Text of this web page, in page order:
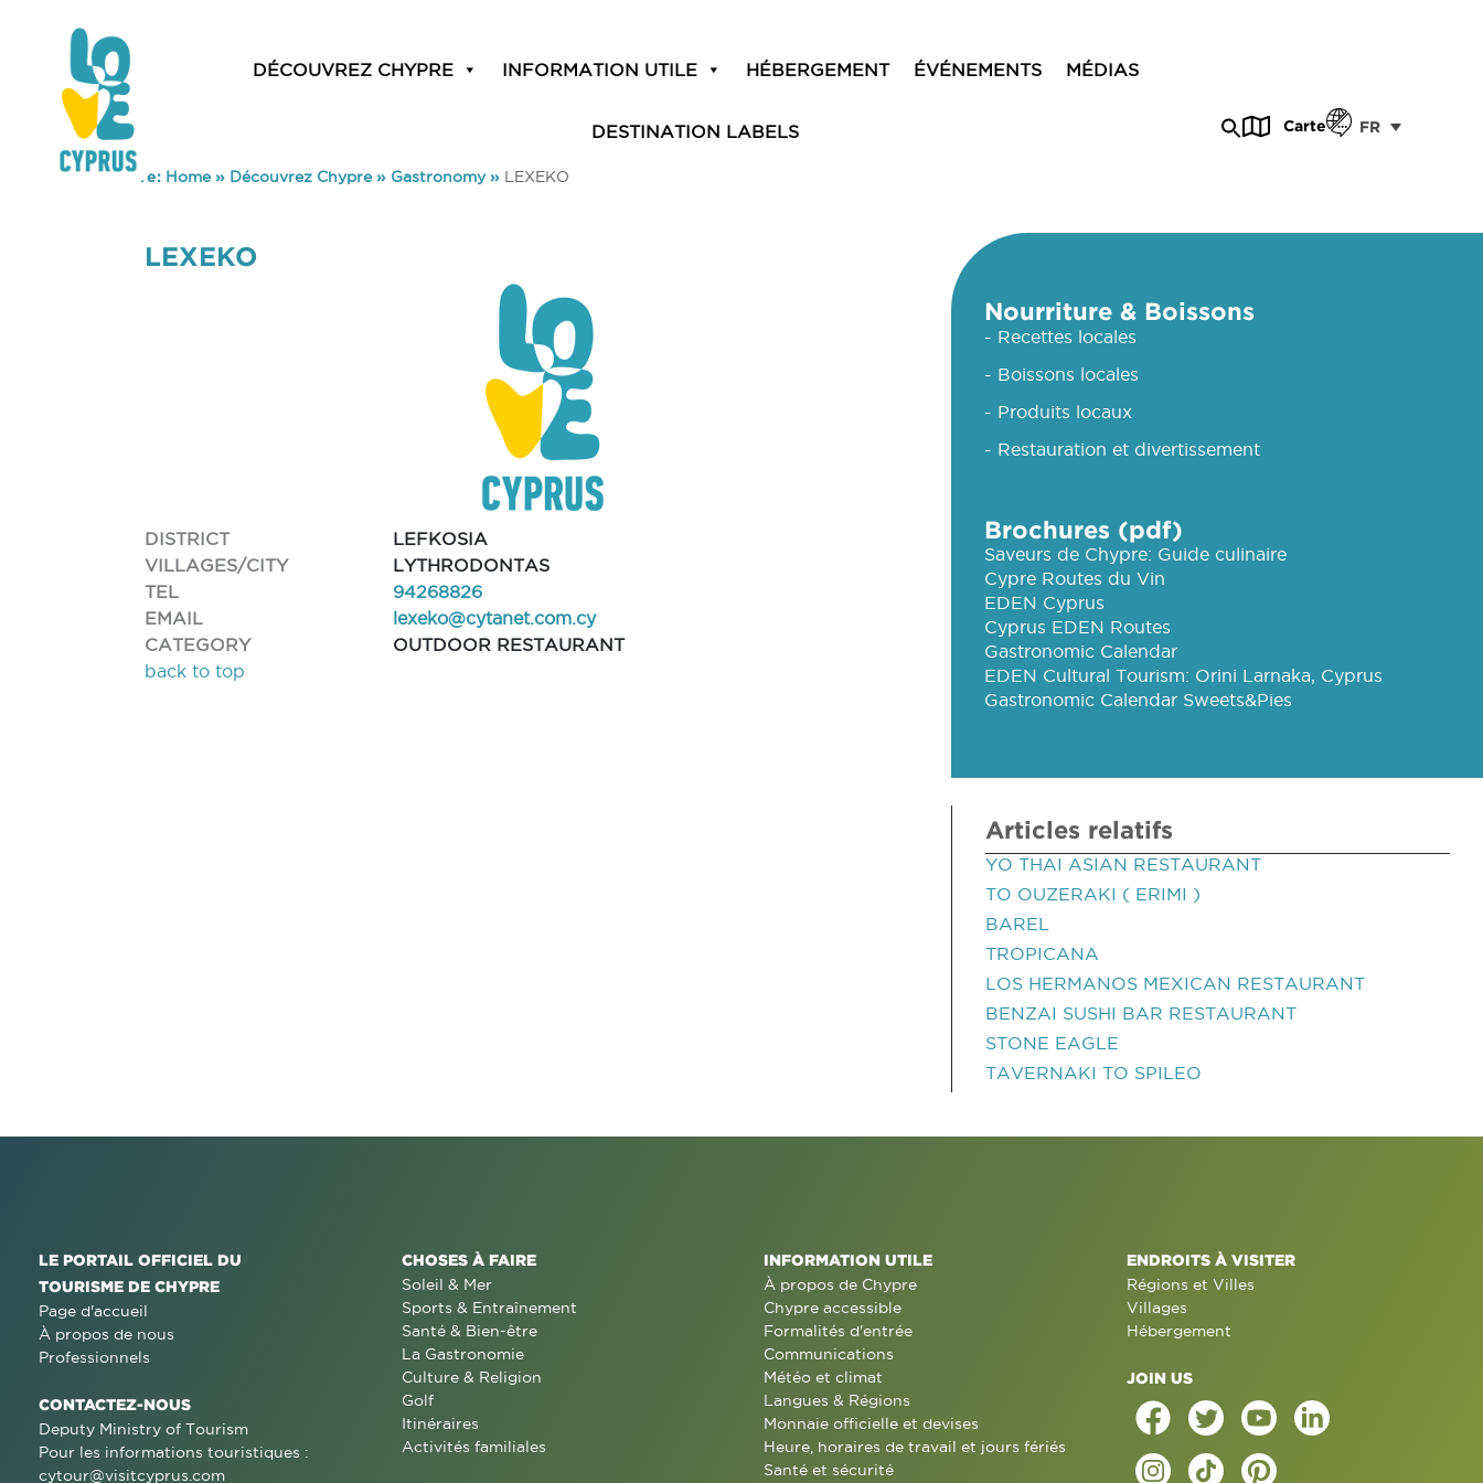
DÉCOUVREZ CHYPRE INFORMATION UTILE HÉBERGEMENT ÉVÉNEMENTS MÉDIAS
DESTINATION LABELS Carte FR
You are here: Home» Découvrez Chypre» Gastronomy» LEXEKO
LEXEKO
DISTRICT
LEFKOSIA
VILLAGES/CITY
LYTHRODONTAS
TEL
94268826
EMAIL
lexeko@cytanet.com.cy
CATEGORY
OUTDOOR RESTAURANT
back to top
Nourriture & Boissons
- Recettes locales
- Boissons locales
- Produits locaux
- Restauration et divertissement
Brochures (pdf)
Saveurs de Chypre: Guide culinaire
Cypre Routes du Vin
EDEN Cyprus
Cyprus EDEN Routes
Gastronomic Calendar
EDEN Cultural Tourism: Orini Larnaka, Cyprus
Gastronomic Calendar Sweets&Pies
Articles relatifs
YO THAI ASIAN RESTAURANT
TO OUZERAKI ( ERIMI )
BAREL
TROPICANA
LOS HERMANOS MEXICAN RESTAURANT
BENZAI SUSHI BAR RESTAURANT
STONE EAGLE
TAVERNAKI TO SPILEO
LE PORTAIL OFFICIEL DU
TOURISME DE CHYPRE
Page d'accueil
À propos de nous
Professionnels
CONTACTEZ-NOUS
Deputy Ministry of Tourism
Pour les informations touristiques :
cytour@visitcyprus.com
CHOSES À FAIRE
Soleil & Mer
Sports & Entraînement
Santé & Bien-être
La Gastronomie
Culture & Religion
Golf
Itinéraires
Activités familiales
INFORMATION UTILE
À propos de Chypre
Chypre accessible
Formalités d'entrée
Communications
Météo et climat
Langues & Régions
Monnaie officielle et devises
Heure, horaires de travail et jours fériés
Santé et sécurité
ENDROITS À VISITER
Régions et Villes
Villages
Hébergement
JOIN US